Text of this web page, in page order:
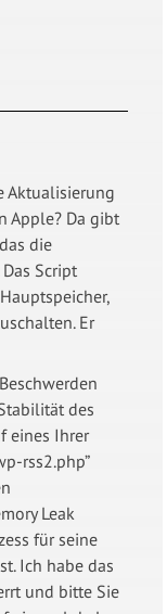
Aktualisierung
Apple? Da gibt
die
Script
Er
des
eines Ihrer
rss2.php”
Leak
für seine
Ich habe das
und bitte Sie